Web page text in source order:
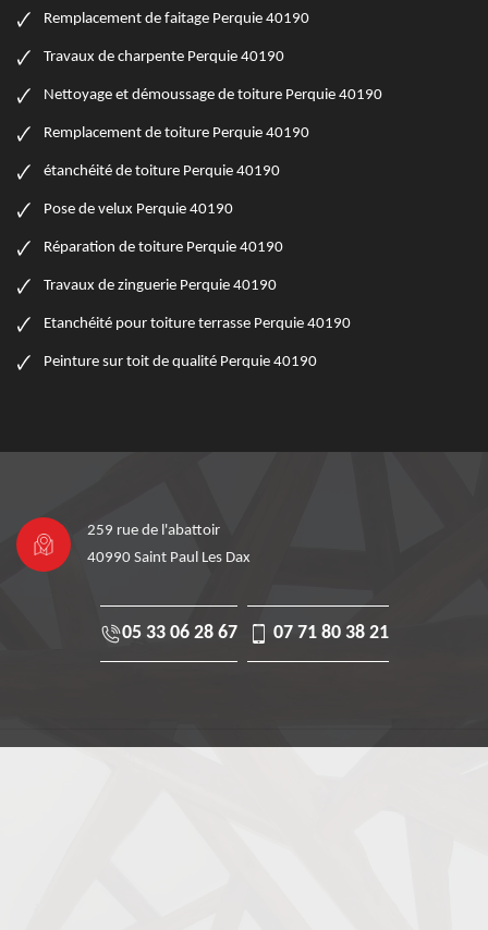
Remplacement de faitage Perquie 40190
Travaux de charpente Perquie 40190
Nettoyage et démoussage de toiture Perquie 40190
Remplacement de toiture Perquie 40190
étanchéité de toiture Perquie 40190
Pose de velux Perquie 40190
Réparation de toiture Perquie 40190
Travaux de zinguerie Perquie 40190
Etanchéité pour toiture terrasse Perquie 40190
Peinture sur toit de qualité Perquie 40190
259 rue de l'abattoir
40990 Saint Paul Les Dax
05 33 06 28 67 07 71 80 38 21